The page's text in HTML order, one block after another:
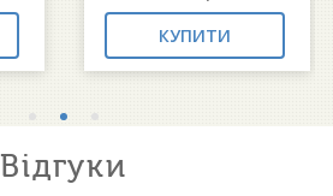
КУПИТИ
Відгуки